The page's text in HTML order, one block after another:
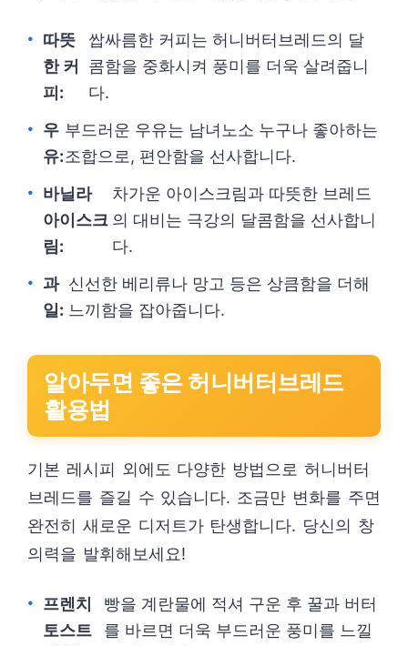
따뜻
한 커
피:
쌉싸름한 커피는 허니버터브레드의 달
콤함을 중화시켜 풍미를 더욱 살려줍니
다.
우
유:
부드러운 우유는 남녀노소 누구나 좋아하는
조합으로, 편안함을 선사합니다.
바닐라
아이스크
림:
차가운 아이스크림과 따뜻한 브레드
의 대비는 극강의 달콤함을 선사합니
다.
과
일:
신선한 베리류나 망고 등은 상큼함을 더해
느끼함을 잡아줍니다.
알아두면 좋은 허니버터브레드
활용법
기본 레시피 외에도 다양한 방법으로 허니버터
브레드를 즐길 수 있습니다. 조금만 변화를 주면
완전히 새로운 디저트가 탄생합니다. 당신의 창
의력을 발휘해보세요!
프렌치
토스트
빵을 계란물에 적셔 구운 후 꿀과 버터
를 바르면 더욱 부드러운 풍미를 느낄